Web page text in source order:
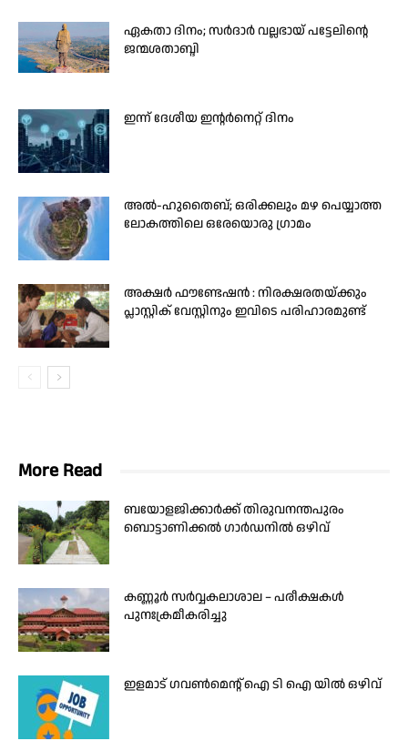
ഏകതാ ദിനം; സർദാർ വല്ലഭായ് പട്ടേലിന്റെ
ജന്മശതാബ്ദി
ഇന്ന് ദേശീയ ഇന്റർനെറ്റ് ദിനം
അൽ-ഹുതൈബ്; ഒരിക്കലും മഴ പെയ്യാത്ത
ലോകത്തിലെ ഒരേയൊരു ഗ്രാമം
അക്ഷർ ഫൗണ്ടേഷൻ : നിരക്ഷരതയ്ക്കും
പ്ലാസ്റ്റിക് വേസ്റ്റിനും ഇവിടെ പരിഹാരമുണ്ട്
More Read
ബയോളജിക്കാർക്ക് തിരുവനന്തപുരം
ബൊട്ടാണിക്കൽ ഗാർഡനിൽ ഒഴിവ്
കണ്ണൂർ സർവ്വകലാശാല – പരീക്ഷകൾ
പുനഃക്രമീകരിച്ചു
ഇളമാട് ഗവണ്‍മെന്റ് ഐ ടി ഐ യില്‍ ഒഴിവ്